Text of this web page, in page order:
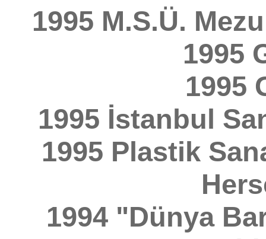
1995 M.S.Ü.
1995
1995
1995 İstanbul
1995 Plastik
1994 "Dünya